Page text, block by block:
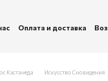
Оплата и доставка
Кастанеда Искусство Сновидения